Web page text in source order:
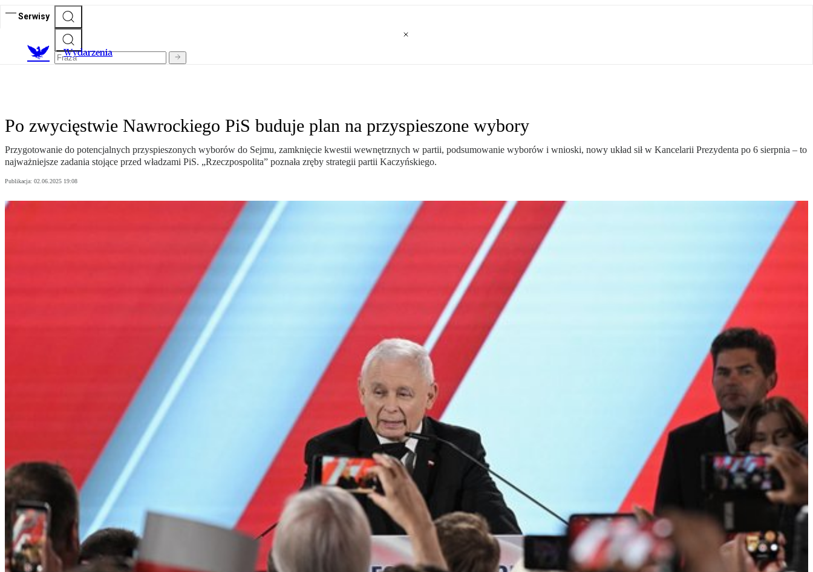
Serwisy
Wydarzenia
Po zwycięstwie Nawrockiego PiS buduje plan na przyspieszone wybory
Przygotowanie do potencjalnych przyspieszonych wyborów do Sejmu, zamknięcie kwestii wewnętrznych w partii, podsumowanie wyborów i wnioski, nowy układ sił w Kancelarii Prezydenta po 6 sierpnia – to
najważniejsze zadania stojące przed władzami PiS. „Rzeczpospolita” poznała zręby strategii partii Kaczyńskiego.
Publikacja: 02.06.2025 19:08